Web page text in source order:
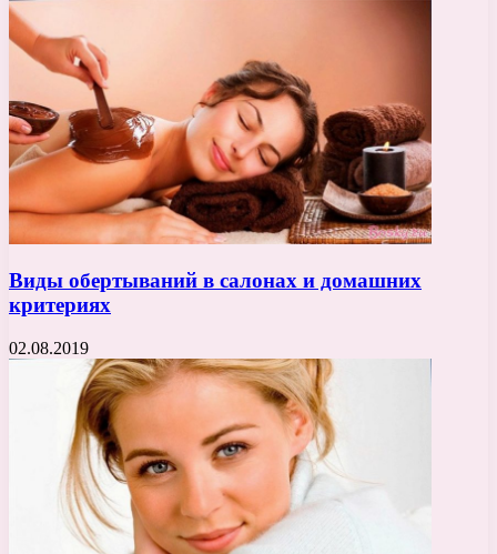
Виды обертываний в салонах и домашних
критериях
02.08.2019